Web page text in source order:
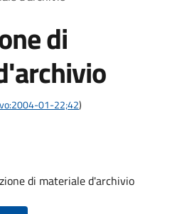
di
01-22;42)
di materiale d'archivio